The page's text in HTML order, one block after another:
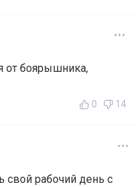
от боярышника,
0 14
свой рабочий день с